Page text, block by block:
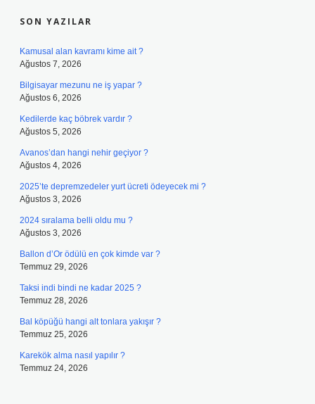
SON YAZILAR
Kamusal alan kavramı kime ait ?
Ağustos 7, 2026
Bilgisayar mezunu ne iş yapar ?
Ağustos 6, 2026
Kedilerde kaç böbrek vardır ?
Ağustos 5, 2026
Avanos’dan hangi nehir geçiyor ?
Ağustos 4, 2026
2025’te depremzedeler yurt ücreti ödeyecek mi ?
Ağustos 3, 2026
2024 sıralama belli oldu mu ?
Ağustos 3, 2026
Ballon d’Or ödülü en çok kimde var ?
Temmuz 29, 2026
Taksi indi bindi ne kadar 2025 ?
Temmuz 28, 2026
Bal köpüğü hangi alt tonlara yakışır ?
Temmuz 25, 2026
Karekök alma nasıl yapılır ?
Temmuz 24, 2026